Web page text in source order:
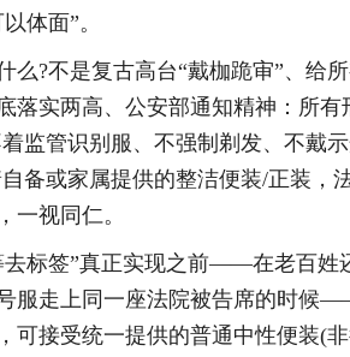
体面”。
么?不是复古高台“戴枷跪审”、
落实两高、公安部通知精神：所
监管识别服、不强制剃发、不戴
备或家属提供的整洁便装/正装，
一视同仁。
去标签”真正实现之前——在老百姓
服走上同一座法院被告席的时候
可接受统一提供的普通中性便装(